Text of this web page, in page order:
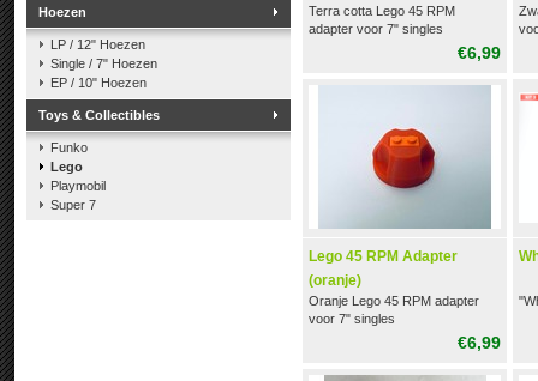
Hoezen
LP / 12" Hoezen
Single / 7" Hoezen
EP / 10" Hoezen
Toys & Collectibles
Funko
Lego
Playmobil
Super 7
Terra cotta Lego 45 RPM
adapter voor 7" singles
€6,99
Lego 45 RPM Adapter
(oranje)
Oranje Lego 45 RPM adapter
voor 7" singles
€6,99